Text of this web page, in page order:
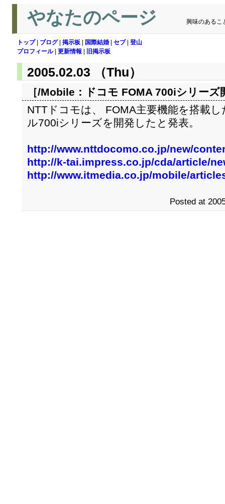
やなたのページ 興味のあるこ
トップ| ブログ| 掲示板 国際結婚 セブ| 登山
プロフィール| 更新情報 旧掲示板
2005.02.03 （Thu）
［/Mobile：
ドコモ FOMA 700iシリーズ
NTTドコモは、 FOMA主要機能を搭載
ル700iシリーズを開発したと発表。
http://www.nttdocomo.co.jp/new/
http://k-tai.impress.co.jp/cda/article/
http://www.itmedia.co.jp/mobile/
Posted at